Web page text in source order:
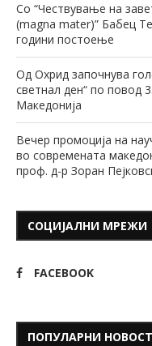
Со “Чествување на
(magna mater)” Бабец
години постоење
Од Охрид започнува
светнал ден“ по повод
Македонија
Вечер промоција на
во современата
проф. д-р Зоран
СОЦИЈАЛНИ МРЕЖИ
FACEBOOK
ПОПУЛАРНИ